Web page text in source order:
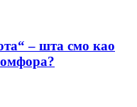
– шта смо као